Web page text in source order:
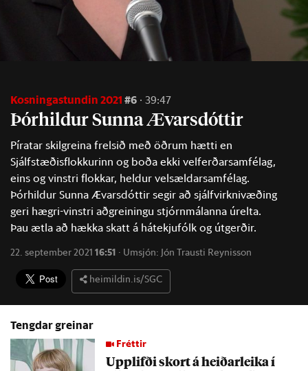
Kosningastundin 2021#6 39:47
Þór­hild­ur Sunna Æv­ars­dótt­ir
Píratar skilgreina frelsið með öðrum hætti en
Sjálfstæðisflokkurinn og boða ekki velferðarsamfélag,
eins og vinstri flokkar, heldur velsældarsamfélag.
Þórhildur Sunna Ævarsdóttir segir að sjálfvirknivæðing
geri hægri-vinstri aðgreiningu stjórnmálanna úrelta.
Þau ætla að hækka skatt á hátekjufólk og útgerðir.
22. september 2021 16:51 · Umsjón: Jón Trausti Reynisson
heimildin.is/SGC
Tengdar greinar
Fréttir
Upp­lifði skort á heið­ar­leika í